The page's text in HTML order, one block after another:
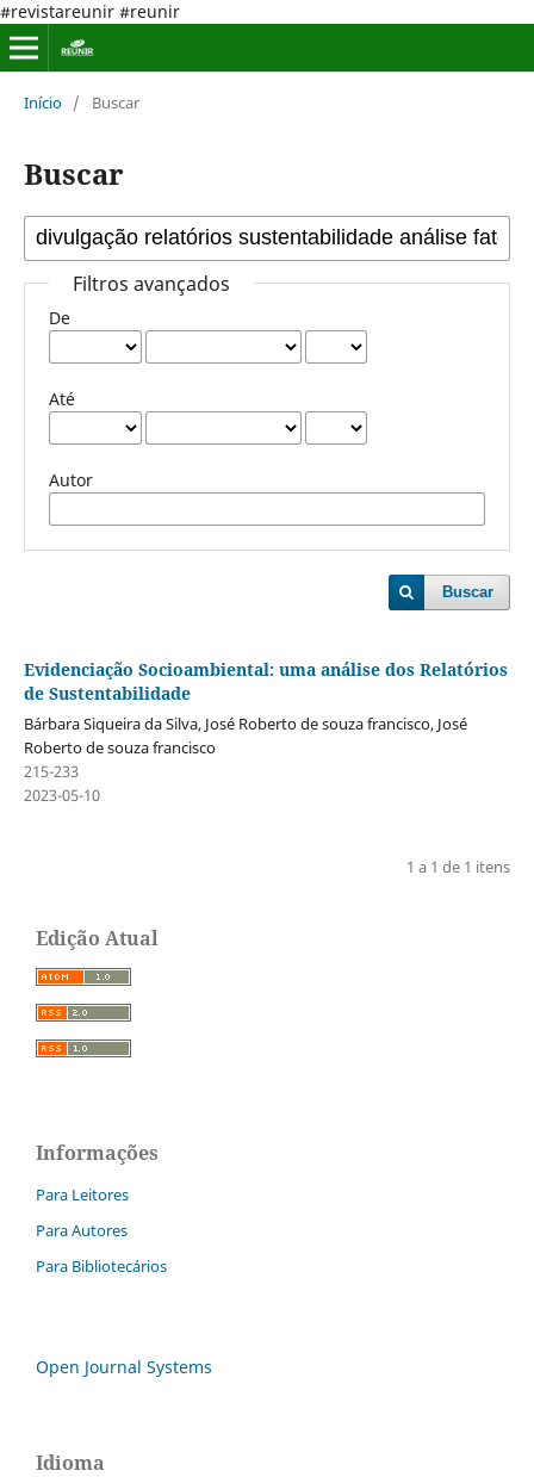
#revistareunir #reunir
Início / Buscar
Buscar
Filtros avançados
De
Até
Autor
Buscar
Evidenciação Socioambiental: uma análise dos Relatórios
de Sustentabilidade
Bárbara Siqueira da Silva, José Roberto de souza francisco, José
Roberto de souza francisco
215-233
2023-05-10
1 a 1 de 1 itens
Edição Atual
Informações
Para Leitores
Para Autores
Para Bibliotecários
Open Journal Systems
Idioma